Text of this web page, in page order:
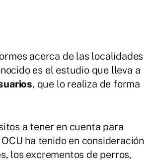
acerca de las localidades
es el estudio que lleva a
, que lo realiza de forma
a tener en cuenta para
ha tenido en consideración
los excrementos de perros,